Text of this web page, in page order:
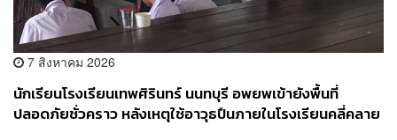
7 สิงหาคม 2026
นักเรียนโรงเรียนเทพศิรินทร์ นนทบุรี อพยพเข้ายังพื้นที่
ปลอดภัยชั่วคราว หลังเหตุใช้อาวุธปืนภายในโรงเรียนคลี่คลาย